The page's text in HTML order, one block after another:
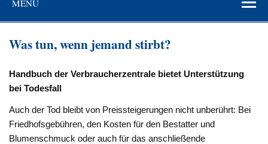
MENÜ
Was tun, wenn jemand stirbt?
Handbuch der Verbraucherzentrale bietet Unterstützung
bei Todesfall
Auch der Tod bleibt von Preissteigerungen nicht unberührt: Bei
Friedhofsgebühren, den Kosten für den Bestatter und
Blumenschmuck oder auch für das anschließende